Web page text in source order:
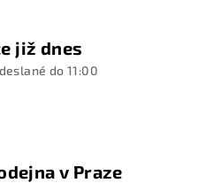
již dnes
do 11:00
v Praze